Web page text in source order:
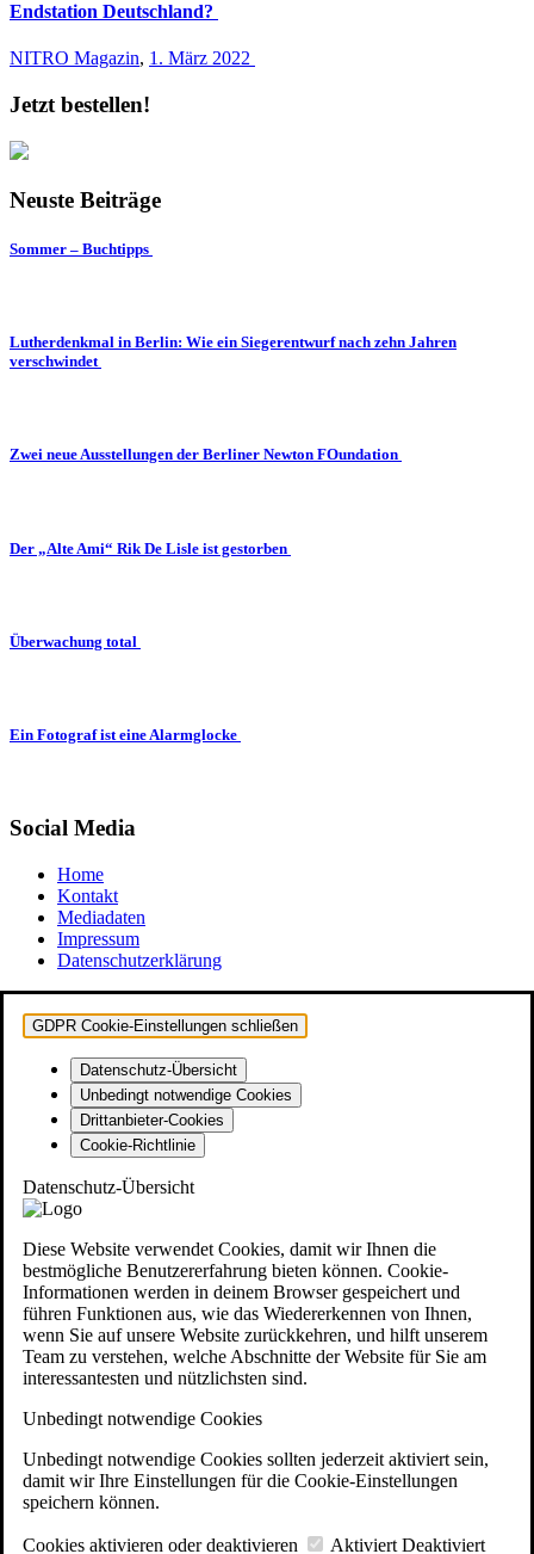
Endstation Deutschland?
NITRO Magazin, 1. März 2022
Jetzt bestellen!
Neuste Beiträge
Sommer – Buchtipps
Lutherdenkmal in Berlin: Wie ein Siegerentwurf nach zehn Jahren
verschwindet
Zwei neue Ausstellungen der Berliner Newton FOundation
Der „Alte Ami“ Rik De Lisle ist gestorben
Überwachung total
Ein Fotograf ist eine Alarmglocke
Social Media
Home
Kontakt
Mediadaten
Impressum
Datenschutzerklärung
GDPR Cookie-Einstellungen schließen
Datenschutz-Übersicht
Unbedingt notwendige Cookies
Drittanbieter-Cookies
Cookie-Richtlinie
Datenschutz-Übersicht
Diese Website verwendet Cookies, damit wir Ihnen die
bestmögliche Benutzererfahrung bieten können. Cookie-
Informationen werden in deinem Browser gespeichert und
führen Funktionen aus, wie das Wiedererkennen von Ihnen,
wenn Sie auf unsere Website zurückkehren, und hilft unserem
Team zu verstehen, welche Abschnitte der Website für Sie am
interessantesten und nützlichsten sind.
Unbedingt notwendige Cookies
Unbedingt notwendige Cookies sollten jederzeit aktiviert sein,
damit wir Ihre Einstellungen für die Cookie-Einstellungen
speichern können.
Cookies aktivieren oder deaktivieren Aktiviert Deaktiviert